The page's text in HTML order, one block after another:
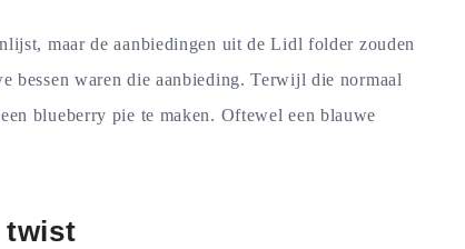
maar de aanbiedingen uit de Lidl folder zouden
bessen waren die aanbieding. Terwijl die normaal
blueberry pie te maken. Oftewel een blauwe
twist